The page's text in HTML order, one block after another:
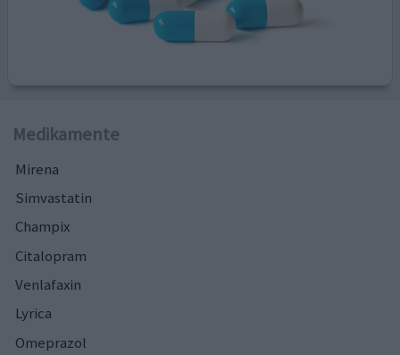
Medikamente
Mirena
Simvastatin
Champix
Citalopram
Venlafaxin
Lyrica
Omeprazol